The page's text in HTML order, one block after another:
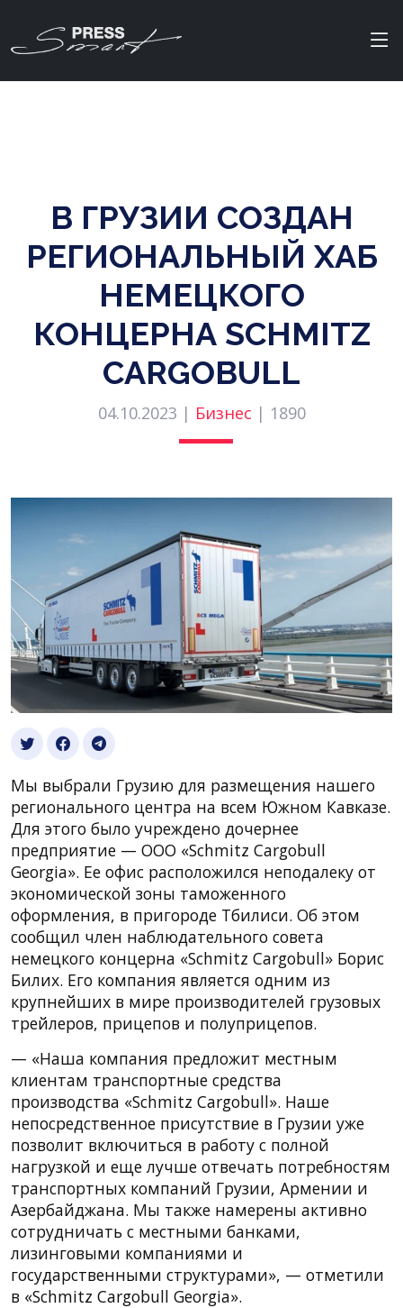
В ГРУЗИИ СОЗДАН
РЕГИОНАЛЬНЫЙ ХАБ
НЕМЕЦКОГО
КОНЦЕРНА SCHMITZ
CARGOBULL
04.10.2023 | Бизнес | 1890
Мы выбрали Грузию для размещения нашего
регионального центра на всем Южном Кавказе.
Для этого было учреждено дочернее
предприятие — ООО «Schmitz Cargobull
Georgia». Ее офис расположился неподалеку от
экономической зоны таможенного
оформления, в пригороде Тбилиси. Об этом
сообщил член наблюдательного совета
немецкого концерна «Schmitz Cargobull» Борис
Билих. Его компания является одним из
крупнейших в мире производителей грузовых
трейлеров, прицепов и полуприцепов.
— «Наша компания предложит местным
клиентам транспортные средства
производства «Schmitz Cargobull». Наше
непосредственное присутствие в Грузии уже
позволит включиться в работу с полной
нагрузкой и еще лучше отвечать потребностям
транспортных компаний Грузии, Армении и
Азербайджана. Мы также намерены активно
сотрудничать с местными банками,
лизинговыми компаниями и
государственными структурами», — отметили
в «Schmitz Cargobull Georgia».